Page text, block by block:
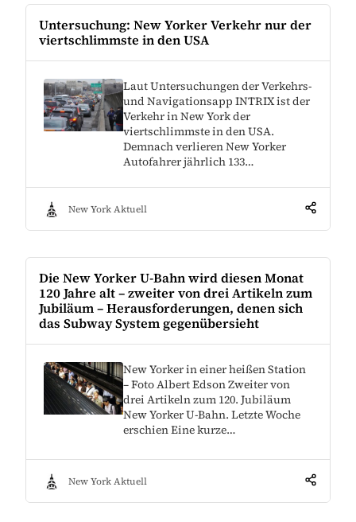
Untersuchung: New Yorker Verkehr nur der
viertschlimmste in den USA
Laut Untersuchungen der Verkehrs-
und Navigationsapp INTRIX ist der
Verkehr in New York der
viertschlimmste in den USA.
Demnach verlieren New Yorker
Autofahrer jährlich 133…
New York Aktuell
Die New Yorker U-Bahn wird diesen Monat
120 Jahre alt – zweiter von drei Artikeln zum
Jubiläum – Herausforderungen, denen sich
das Subway System gegenübersieht
New Yorker in einer heißen Station
– Foto Albert Edson Zweiter von
drei Artikeln zum 120. Jubiläum
New Yorker U-Bahn. Letzte Woche
erschien Eine kurze…
New York Aktuell